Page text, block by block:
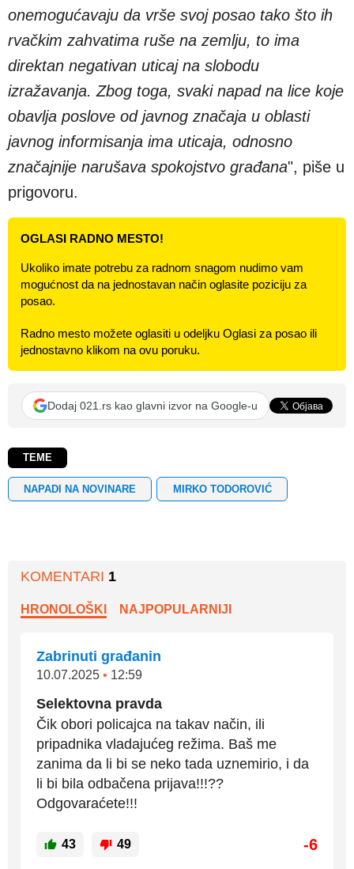
onemogućavaju da vrše svoj posao tako što ih
rvačkim zahvatima ruše na zemlju, to ima
direktan negativan uticaj na slobodu
izražavanja. Zbog toga, svaki napad na lice koje
obavlja poslove od javnog značaja u oblasti
javnog informisanja ima uticaja, odnosno
značajnije narušava spokojstvo građana", piše u
prigovoru.
OGLASI RADNO MESTO!
Ukoliko imate potrebu za radnom snagom nudimo vam
mogućnost da na jednostavan način oglasite poziciju za
posao.
Radno mesto možete oglasiti u odeljku Oglasi za posao ili
jednostavno klikom na ovu poruku.
Dodaj 021.rs kao glavni izvor na Google-u
TEME
NAPADI NA NOVINARE MIRKO TODOROVIĆ
KOMENTARI 1
HRONOLOŠKI NAJPOPULARNIJI
Zabrinuti građanin
10.07.2025 • 12:59
Selektovna pravda
Čik obori policajca na takav način, ili
pripadnika vladajućeg režima. Baš me
zanima da li bi se neko tada uznemirio, i da
li bi bila odbačena prijava!!!??
Odgovaraćete!!!
43 49 -6